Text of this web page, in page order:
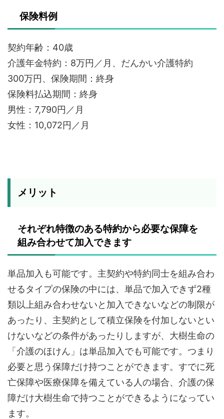
保険料例
契約年齢：40歳
介護年金特約：8万円／月、だんかい介護特約
300万円、保険期間：終身
保険料払込期間：終身
男性：7,790円／月
女性：10,072円／月
メリット
それぞれ特徴のある特約から必要な保障を
組み合わせて加入できます
単品加入も可能です。主契約や特約同士を組み合わ
せるタイプの保険の中には、単品で加入できず2種
類以上組み合わせないと加入できないなどの制限が
あったり、主契約として積立保険を付加しないとい
けないなどの条件があったりしますが、大樹生命の
「介護のほけん」は単品加入でも可能です。つまり
必要と思う保障だけ持つことができます。すでに死
亡保障や医療保障を備えている人の場合、介護の保
障だけ大樹生命で持つことができるようになってい
ます。